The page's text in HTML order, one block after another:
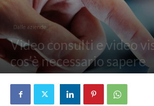
Dalle aziende
Video consulti e video
cos’è necessario sapere